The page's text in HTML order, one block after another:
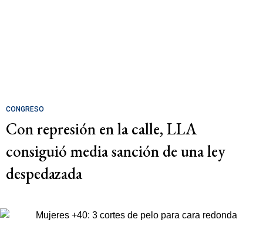
CONGRESO
Con represión en la calle, LLA
consiguió media sanción de una ley
despedazada